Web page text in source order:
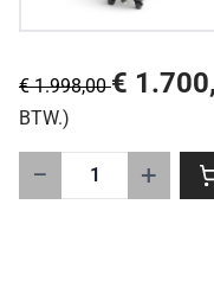
€ 1.998,00€
BTW.)
− +